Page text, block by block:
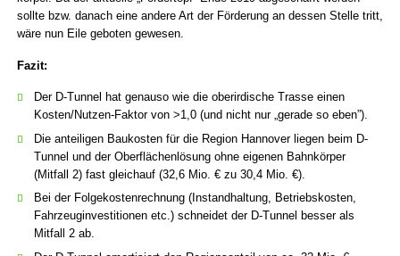
sollte bzw. danach eine andere Art der Förderung an dessen Stelle tritt,
wäre nun Eile geboten gewesen.
Fazit:
Der D-Tunnel hat genauso wie die oberirdische Trasse einen
Kosten/Nutzen-Faktor von >1,0 (und nicht nur „gerade so eben”).
Die anteiligen Baukosten für die Region Hannover liegen beim D-
Tunnel und der Ober­flächenlösung ohne eigenen Bahn­körper
(Mitfall 2) fast gleichauf (32,6 Mio. € zu 30,4 Mio. €).
Bei der Folgekostenrechnung (Instand­haltung, Betriebs­kosten,
Fahr­zeug­investi­tionen etc.) schneidet der D-Tunnel besser als
Mitfall 2 ab.